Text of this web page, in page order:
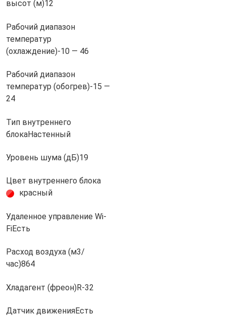
высот (м)12
Рабочий диапазон
температур
(охлаждение)-10 — 46
Рабочий диапазон
температур (обогрев)-15 —
24
Тип внутреннего
блокаНастенный
Уровень шума (дБ)19
Цвет внутреннего блока
красный
Удаленное управление Wi-
FiЕсть
Расход воздуха (м3/
час)864
Хладагент (фреон)R-32
Датчик движенияЕсть